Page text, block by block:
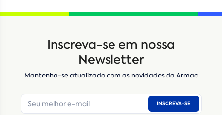
Inscreva-se em nossa
Newsletter
Mantenha-se atualizado com as novidades da Armac
INSCREVA-SE
Locação Compra de seminovos
E-mail*
Número de telefone